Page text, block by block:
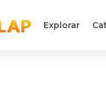
Explorar